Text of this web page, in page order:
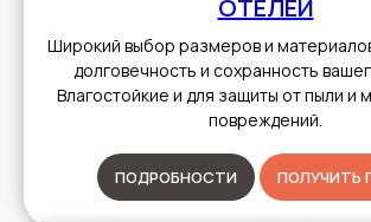
ОТЕЛЕЙ
Широкий выбор размеров и
долговечность и сохранность
Влагостойкие и для защиты от пыли и
повреждений.
ПОДРОБНОСТИ ПОЛУЧИТЬ